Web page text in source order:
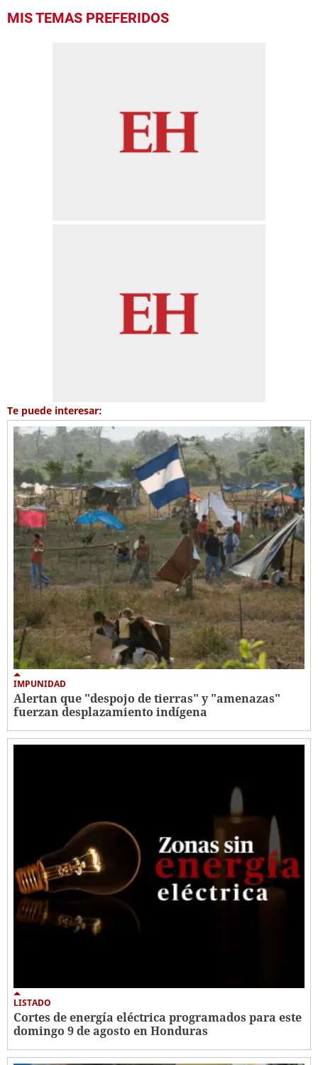
MIS TEMAS PREFERIDOS
Te puede interesar:
IMPUNIDAD
Alertan que "despojo de tierras" y "amenazas"
fuerzan desplazamiento indígena
LISTADO
Cortes de energía eléctrica programados para este
domingo 9 de agosto en Honduras